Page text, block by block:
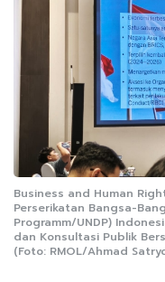
Business and Human
Perserikatan Bangsa-
Programm/UNDP)
dan Konsultasi Publik
(Foto: RMOL/Ahmad